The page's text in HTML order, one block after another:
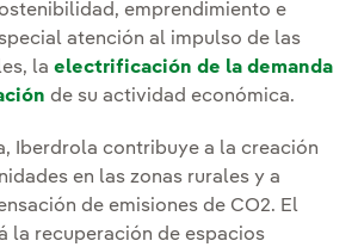
emprendimiento e
atención al impulso de las
la electrificación de la demanda
de su actividad económica.
Iberdrola contribuye a la creación
en las zonas rurales y a
de emisiones de CO2. El
la recuperación de espacios